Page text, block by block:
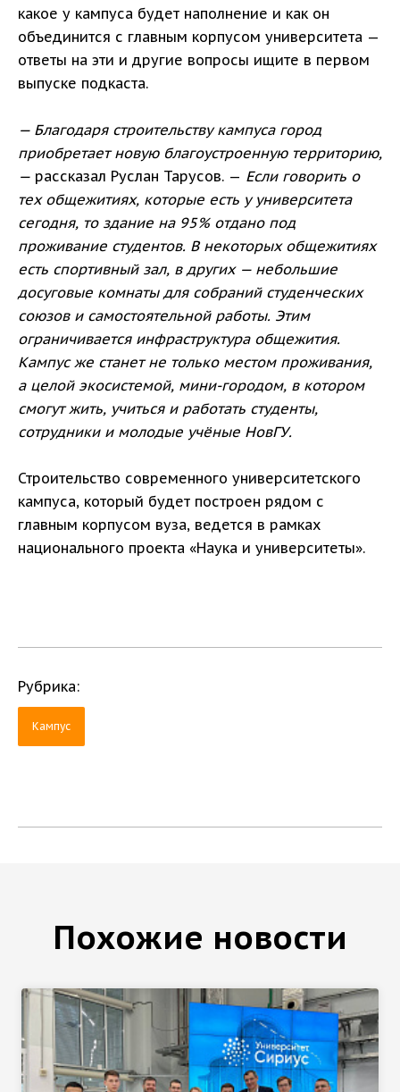
какое у кампуса будет наполнение и как он
объединится с главным корпусом университета —
ответы на эти и другие вопросы ищите в первом
выпуске подкаста.
— Благодаря строительству кампуса город
приобретает новую благоустроенную территорию,
— рассказал Руслан Тарусов. — Если говорить о
тех общежитиях, которые есть у университета
сегодня, то здание на 95% отдано под
проживание студентов. В некоторых общежитиях
есть спортивный зал, в других — небольшие
досуговые комнаты для собраний студенческих
союзов и самостоятельной работы. Этим
ограничивается инфраструктура общежития.
Кампус же станет не только местом проживания,
а целой экосистемой, мини-городом, в котором
смогут жить, учиться и работать студенты,
сотрудники и молодые учёные НовГУ.
Строительство современного университетского
кампуса, который будет построен рядом с
главным корпусом вуза, ведется в рамках
национального проекта «Наука и университеты».
Рубрика:
Кампус
Похожие новости